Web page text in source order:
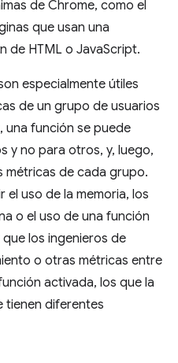
de Chrome, como el
que usan una
de HTML o JavaScript.
especialmente útiles
de un grupo de usuarios
una función se puede
y no para otros, y, luego,
métricas de cada grupo.
el uso de la memoria, los
o el uso de una función
los ingenieros de
o otras métricas entre
activada, los que la
tienen diferentes